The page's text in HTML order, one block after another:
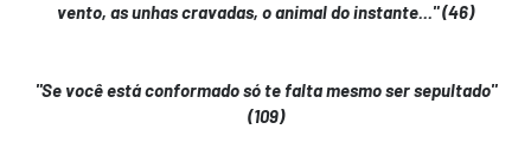
vento, as unhas cravadas, o animal do instante..." (46)
"Se você está conformado só te falta mesmo ser sepultado"
(109)